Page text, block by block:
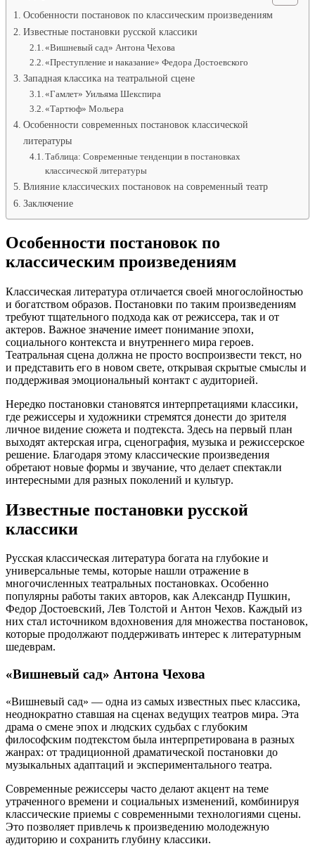
Особенности постановок по классическим произведениям
Известные постановки русской классики
«Вишневый сад» Антона Чехова
«Преступление и наказание» Федора Достоевского
Западная классика на театральной сцене
«Гамлет» Уильяма Шекспира
«Тартюф» Мольера
Особенности современных постановок классической
литературы
Таблица: Современные тенденции в постановках
классической литературы
Влияние классических постановок на современный театр
Заключение
Особенности постановок по
классическим произведениям
Классическая литература отличается своей многослойностью
и богатством образов. Постановки по таким произведениям
требуют тщательного подхода как от режиссера, так и от
актеров. Важное значение имеет понимание эпохи,
социального контекста и внутреннего мира героев.
Театральная сцена должна не просто воспроизвести текст, но
и представить его в новом свете, открывая скрытые смыслы и
поддерживая эмоциональный контакт с аудиторией.
Нередко постановки становятся интерпретациями классики,
где режиссеры и художники стремятся донести до зрителя
личное видение сюжета и подтекста. Здесь на первый план
выходят актерская игра, сценография, музыка и режиссерское
решение. Благодаря этому классические произведения
обретают новые формы и звучание, что делает спектакли
интересными для разных поколений и культур.
Известные постановки русской
классики
Русская классическая литература богата на глубокие и
универсальные темы, которые нашли отражение в
многочисленных театральных постановках. Особенно
популярны работы таких авторов, как Александр Пушкин,
Федор Достоевский, Лев Толстой и Антон Чехов. Каждый из
них стал источником вдохновения для множества постановок,
которые продолжают поддерживать интерес к литературным
шедеврам.
«Вишневый сад» Антона Чехова
«Вишневый сад» — одна из самых известных пьес классика,
неоднократно ставшая на сценах ведущих театров мира. Эта
драма о смене эпох и людских судьбах с глубоким
философским подтекстом была интерпретирована в разных
жанрах: от традиционной драматической постановки до
музыкальных адаптаций и экспериментального театра.
Современные режиссеры часто делают акцент на теме
утраченного времени и социальных изменений, комбинируя
классические приемы с современными технологиями сцены.
Это позволяет привлечь к произведению молодежную
аудиторию и сохранить глубину классики.